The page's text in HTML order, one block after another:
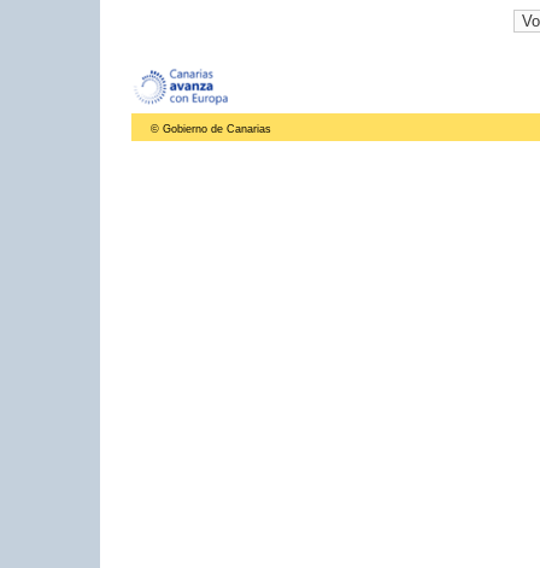
© Gobierno de Canarias